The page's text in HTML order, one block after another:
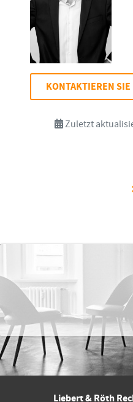
KONTAKTIEREN SIE
Zuletzt
Liebert & Röth